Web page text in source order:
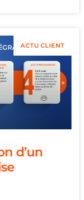
ACTU CLIENT
d’un